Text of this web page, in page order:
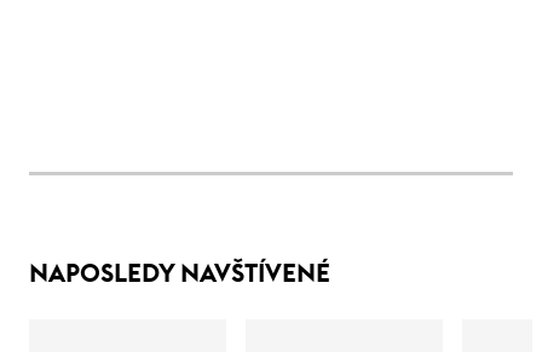
NAPOSLEDY NAVŠTÍVENÉ